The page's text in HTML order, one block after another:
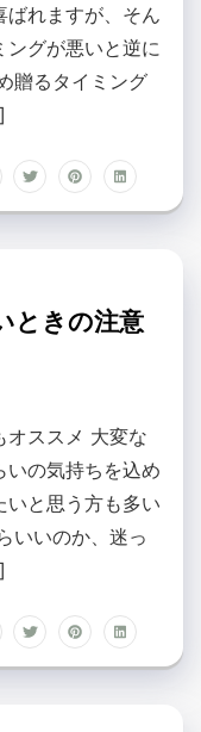
ばれますが、そん
グが悪いと逆に
贈るタイミング
ときの注意
オススメ 大変な
いの気持ちを込め
いと思う方も多い
いいのか、迷っ